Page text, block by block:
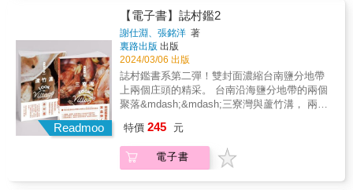
觀音山硬漢嶺 & Ⓑ SANZHI 三芝・SHIMEN
石門・JINSHAN 金山・WANLI 萬里& & ３
２ 開發一個能拍攝出水面如鏡子般反射倒影
的景點。&mdash;&mdash;三芝田心子 ３４
與柴犬一起在港口散步。&mdash;&mdash;麟
山鼻木棧道 ６４ 歇腳片刻，仰望如流星般的
飛機雲。&mdash;&mdash;金山雨石碑 ６６
在臺灣最美麗的公車站眺望海景，駐足片刻。
&mdash;&mdash;跳石海景公車站牌 ７０ 見
頭。&mdash;&mdash;野柳女王頭 Ⓒ
KEELUNG 基隆 & ７５ 毫不在乎旁人的眼
光，大啃石花凍冰棒。&mdash;&mdash;和平
「向全世界傳達臺灣的美」的心願，臺日友好
攝影作家小林賢伍，深度親訪、體驗，獲得滿
滿的感動，並以「在皇冠海岸要做的９９件
事」為題，拍攝記錄下臺灣的皇冠之美。 & 跟
著小林賢伍暢遊『皇冠海岸』要做的９９件事
～ & Ⓐ TAMSUI 淡水・BALI 八里・WUGU 五
股 & ０２ 在盛開的櫻花下賞景怡情。
&mdash;&mdash;淡水無極天元宮 ０６ 和家
人一起造訪淡水的齊柏林空間，去向齊柏林導
演致意。&mdash;&mdash;齊柏林空間 １５
被莊嚴宏偉的千手觀音像所震撼。
&mdash;&mdash;千手千眼觀世音菩薩聖像 １
踐，也有原住民與山林共生的生活智慧，更有
古墓及RCA環境污染的「黑暗旅行」。讓這些
在桃園走讀與社會實踐的在地人們，翻轉你對
桃園的既有印象、看見最「與眾不同」的桃
園。什麼！原來認識桃園的方式有這麼多種！
✦桃園往中壢臺一線路旁的一大片空地，竟藏
著環境污染的大事件？✦復興區的角板山曾經
是日本皇族巡視造訪及行旅的打卡聖地？✦大
學透過USR計畫，用藝術與人情味成為地方的
取景地點，還有全臺第一座「中華民國眷村資
源中心」！▊行走桃園多年，於本書熱情分
享：王俐容／王婉榆／皮國立朱嘉慧／李岱玲
Readmoo
【電子書】誌村鑑2
謝仕淵、張銘洋 著
裏路出版 出版
2024/03/06 出版
誌村鑑書系第二彈！雙封面濃縮台南鹽分地帶
上兩個庄頭的精采。 台南沿海鹽分地帶的兩個
聚落&mdash;&mdash;三寮灣與蘆竹溝， 兩個
標、門牌上可見蹤跡。 看似難以拓墾的土壤，
卻長出辛香紅蔥與候鳥的蹤跡； 而在靠海的那
端，一方潟湖與魚塭上， 漂浮著整齊劃一又閃
特價 245 元
電子書